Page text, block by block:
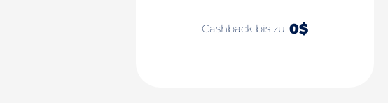
Cashback bis zu 0$